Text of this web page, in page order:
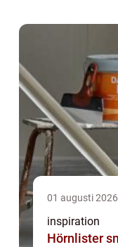
01 augusti 2026
inspiration
Hörnlister små detaljer som gör stor